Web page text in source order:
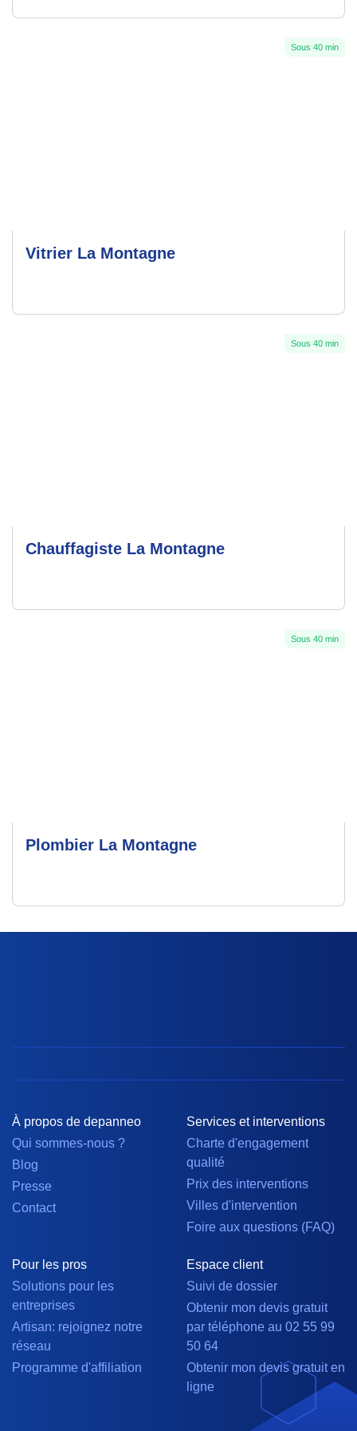
Sous 40 min
Vitrier La Montagne
Sous 40 min
Chauffagiste La Montagne
Sous 40 min
Plombier La Montagne
À propos de depanneo
Qui sommes-nous ?
Blog
Presse
Contact
Services et interventions
Charte d'engagement
qualité
Prix des interventions
Villes d'intervention
Foire aux questions (FAQ)
Pour les pros
Solutions pour les
entreprises
Artisan: rejoignez notre
réseau
Programme d'affiliation
Espace client
Suivi de dossier
Obtenir mon devis gratuit
par téléphone au 02 55 99
50 64
Obtenir mon devis gratuit en
ligne